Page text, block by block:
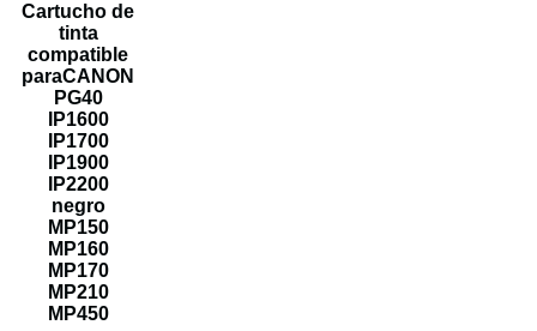
Cartucho de
tinta
compatible
paraCANON
PG40
IP1600
IP1700
IP1900
IP2200
negro
MP150
MP160
MP170
MP210
MP450